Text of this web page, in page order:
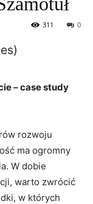
0
311
– case study
rozwoju
ma ogromny
W dobie
warto zwrócić
w których